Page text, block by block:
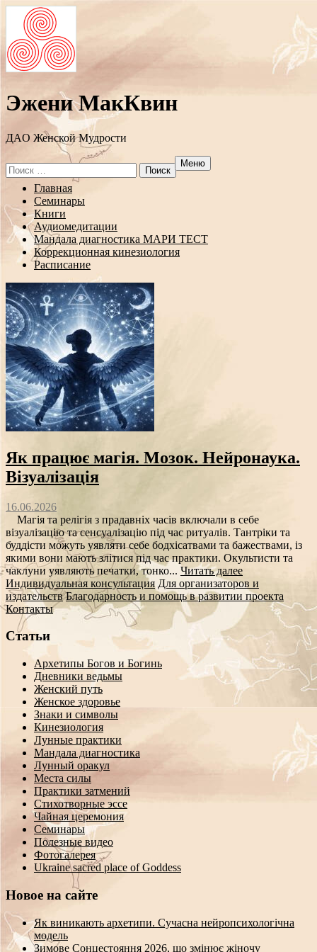
Эжени МакКвин
ДAO Женской Мудрости
Search
for:
Меню
Перейти
содержанию
Главная
Семинары
Книги
Аудиомедитации
Мандала диагностика МАРИ ТЕСТ
Коррекционная кинезиология
Расписание
Як працює магія. Мозок. Нейронаука.
Візуалізація
16.06.2026
Магія та релігія з прадавніх часів включали в себе
візуалізацію та сенсуалізацію під час ритуалів. Тантріки та
буддісти можуть уявляти себе бодхісатвами та бажествами, із
якими вони мають злітися під час практики. Окультисти та
чаклуни уявляють печатки, тонко... Читать далее
Индивидуальная консультация Для организаторов и
издательств Благодарность и помощь в развитии проекта
Контакты
Статьи
Архетипы Богов и Богинь
Дневники ведьмы
Женский путь
Женское здоровье
Знаки и символы
Кинезиология
Лунные практики
Мандала диагностика
Лунный оракул
Места силы
Практики затмений
Стихотворные эссе
Чайная церемония
Семинары
Полезные видео
Фотогалерея
Ukraine sacred place of Goddess
Новое на сайте
Як виникають архетипи. Сучасна нейропсихологічна
модель
Зимове Сонцестояння 2026, що змінює жіночу